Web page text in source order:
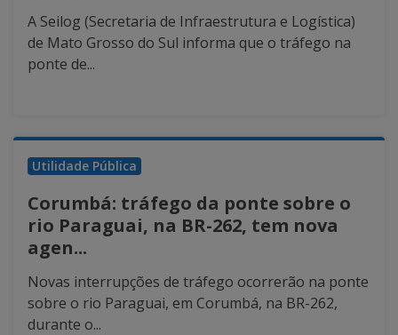
A Seilog (Secretaria de Infraestrutura e Logística)
de Mato Grosso do Sul informa que o tráfego na
ponte de...
Utilidade Pública
Corumbá: tráfego da ponte sobre o
rio Paraguai, na BR-262, tem nova
agen...
Novas interrupções de tráfego ocorrerão na ponte
sobre o rio Paraguai, em Corumbá, na BR-262,
durante o...